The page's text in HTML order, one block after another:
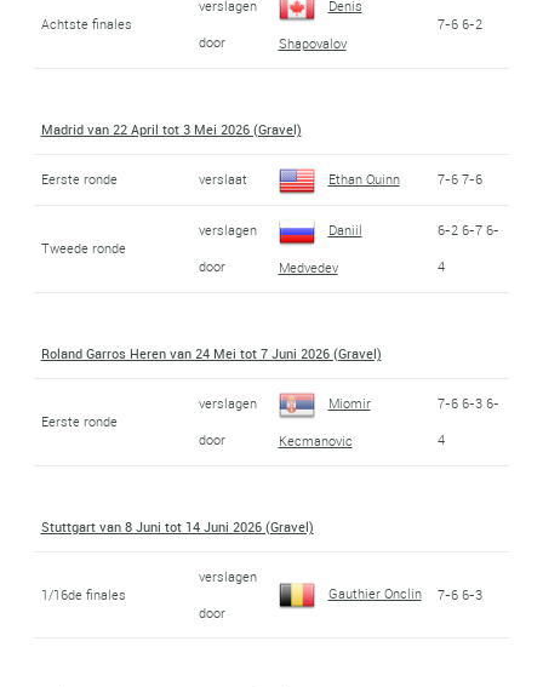
Achtste finales
verslagen
door
Denis
Shapovalov
7-6 6-2
Madrid van 22 April tot 3 Mei 2026 (Gravel)
Eerste ronde verslaat Ethan Quinn 7-6 7-6
Tweede ronde
verslagen
door
Daniil
Medvedev
6-2 6-7 6-
4
Roland Garros Heren van 24 Mei tot 7 Juni 2026 (Gravel)
Eerste ronde
verslagen
door
Miomir
Kecmanovic
7-6 6-3 6-
4
Stuttgart van 8 Juni tot 14 Juni 2026 (Gravel)
1/16de finales
verslagen
door
Gauthier Onclin 7-6 6-3